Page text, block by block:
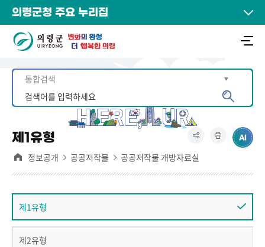
의령군청 주요 누리집
제1유형
정보공개 공공저작물 공공저작물 개방자료실
제1유형
제2유형